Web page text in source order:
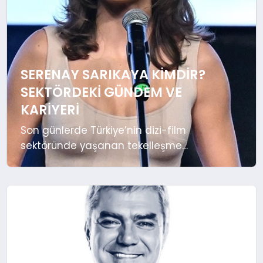
RÜYA TABIRLERI
SAĞLIK
TEKNOLOJI
SERENAY SARIKAYA KIMDIR?
SEKTÖRDEKI GÜNDEM VE
KARIYERI
Son günlerde Türkiye’nin dizi-film
sektöründe yaşanan tekelleşme
iddiaları, ünlü oyuncu Serenay
İletişim ve menajer Ayşe Barım’a yönelik
ortaya atılan iddialar, sektördeki adalet
tartışmalarını alevlendirirken, Rekabet
Kurumu’nun başlattığı soruşturmada
Serenay Sarıkaya’nın da adı geçiyor.